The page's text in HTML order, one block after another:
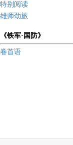
特别阅读
雄师劲旅
《铁军·国防》
卷首语